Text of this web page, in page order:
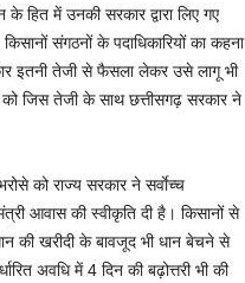
हित में उनकी सरकार द्वारा लिए गए
संगठनों के पदाधिकारियों का कहना
इतनी तेजी से फैसला लेकर उसे लागू भी
को जिस तेजी के साथ छत्तीसगढ़ सरकार ने
को राज्य सरकार ने सर्वाेच्च
आवास की स्वीकृति दी है। किसानों से
की खरीदी के बावजूद भी धान बेचने से
अवधि में 4 दिन की बढ़ोत्तरी भी की